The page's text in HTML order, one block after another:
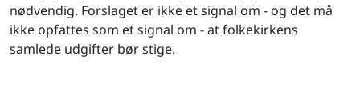
nødvendig. Forslaget er ikke et signal om - og det må
ikke opfattes som et signal om - at folkekirkens
samlede udgifter bør stige.